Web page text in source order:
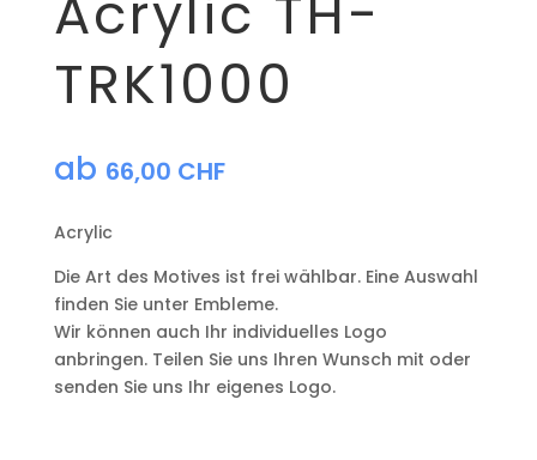
Acrylic TH-
TRK1000
ab 66,00 CHF
Acrylic
Die Art des Motives ist frei wählbar. Eine Auswahl
finden Sie unter Embleme.
Wir können auch Ihr individuelles Logo
anbringen. Teilen Sie uns Ihren Wunsch mit oder
senden Sie uns Ihr eigenes Logo.